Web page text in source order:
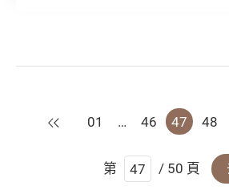
上一頁
01 … 46 47 48
第 / 50 頁